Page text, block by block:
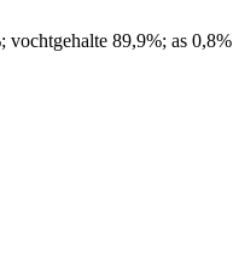
89,9%; as 0,8%